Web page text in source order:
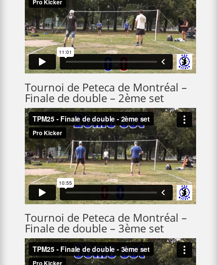
Tournoi de Peteca de Montréal –
Finale de double – 2ème set
Tournoi de Peteca de Montréal –
Finale de double – 3ème set